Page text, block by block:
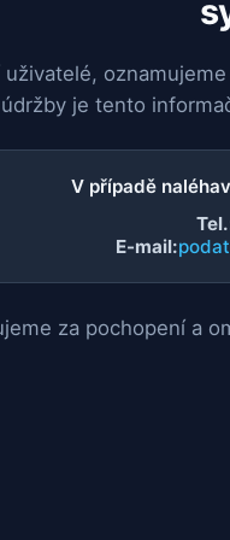
uživatelé,
údržby je tento
V případě
E-mail:
za pochopení a